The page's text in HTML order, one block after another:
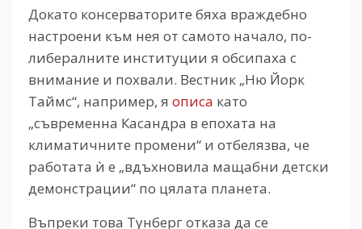
Докато консерваторите бяха враждебно
настроени към нея от самото начало, по-
либералните институции я обсипаха с
внимание и похвали. Вестник „Ню Йорк
Таймс“, например, я описа като
„съвременна Касандра в епохата на
климатичните промени“ и отбелязва, че
работата ѝ е „вдъхновила мащабни детски
демонстрации“ по цялата планета.
Въпреки това Тунберг отказа да се